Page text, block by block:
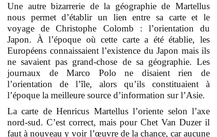
Une autre bizarrerie de la géographie de Martellus
nous permet d’établir un lien entre sa carte et le
voyage de Christophe Colomb : l’orientation du
Japon. À l’époque où cette carte a été établie, les
Européens connaissaient l’existence du Japon mais ils
ne savaient pas grand-chose de sa géographie. Les
journaux de Marco Polo ne disaient rien de
l’orientation de l’île, alors qu’ils constituaient à
l’époque la meilleure source d’information sur l’Asie.
La carte de Henricus Martellus l’oriente selon l’axe
nord-sud. C’est correct, mais pour Chet Van Duzer il
faut à nouveau y voir l’œuvre de la chance, car aucune